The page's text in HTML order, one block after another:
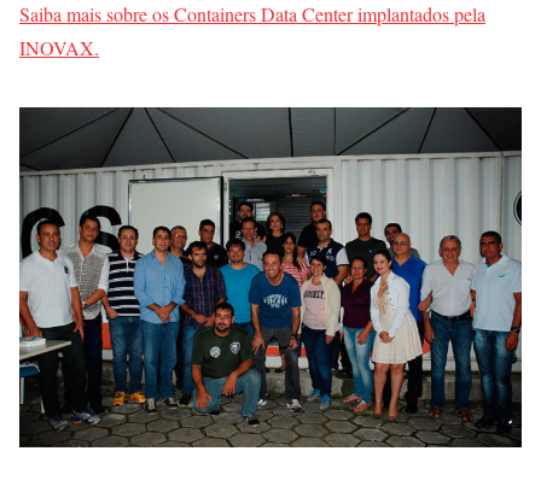
Saiba mais sobre os Containers Data Center implantados pela
INOVAX.